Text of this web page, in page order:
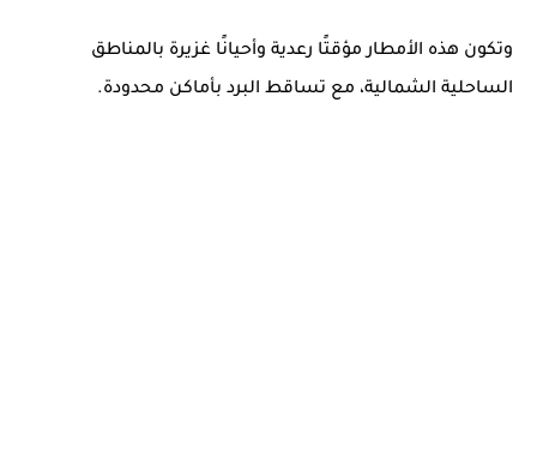
وتكون هذه الأمطار مؤقتًا رعدية وأحيانًا غزيرة بالمناطق
الساحلية الشمالية، مع تساقط البرد بأماكن محدودة.